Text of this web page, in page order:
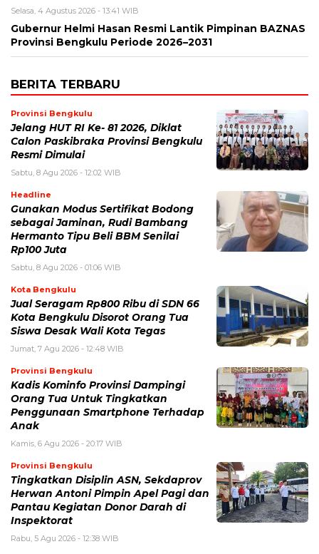
Selasa, 4 Agustus 2026 - 13:41 WIB
Gubernur Helmi Hasan Resmi Lantik Pimpinan BAZNAS
Provinsi Bengkulu Periode 2026–2031
BERITA TERBARU
Provinsi Bengkulu
Jelang HUT RI Ke- 81 2026, Diklat
Calon Paskibraka Provinsi Bengkulu
Resmi Dimulai
Sabtu, 8 Agu 2026 - 12:02 WIB
Headline
Gunakan Modus Sertifikat Bodong
sebagai Jaminan, Rudi Bambang
Hermanto Tipu Beli BBM Senilai
Rp100 Juta
Sabtu, 8 Agu 2026 - 01:06 WIB
Kota Bengkulu
Jual Seragam Rp800 Ribu di SDN 66
Kota Bengkulu Disorot Orang Tua
Siswa Desak Wali Kota Tegas
Jumat, 7 Agu 2026 - 12:48 WIB
Provinsi Bengkulu
Kadis Kominfo Provinsi Dampingi
Orang Tua Untuk Tingkatkan
Penggunaan Smartphone Terhadap
Anak
Kamis, 6 Agu 2026 - 20:17 WIB
Provinsi Bengkulu
Tingkatkan Disiplin ASN, Sekdaprov
Herwan Antoni Pimpin Apel Pagi dan
Pantau Kegiatan Donor Darah di
Inspektorat
Rabu, 5 Agu 2026 - 12:38 WIB